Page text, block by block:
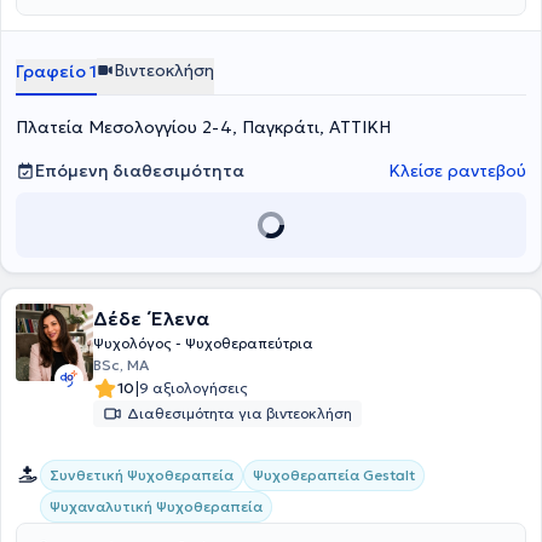
Γραφείο 1 Βιντεοκλήση
Πλατεία Μεσολογγίου 2-4, Παγκράτι, ΑΤΤΙΚΗ
Επόμενη διαθεσιμότητα
Κλείσε ραντεβού
Δέδε ΄Ελενα
Ψυχολόγος - Ψυχοθεραπεύτρια
BSc, MA
10|9 αξιολογήσεις
Διαθεσιμότητα για βιντεοκλήση
Συνθετική Ψυχοθεραπεία
Ψυχοθεραπεία Gestalt
Ψυχαναλυτική Ψυχοθεραπεία